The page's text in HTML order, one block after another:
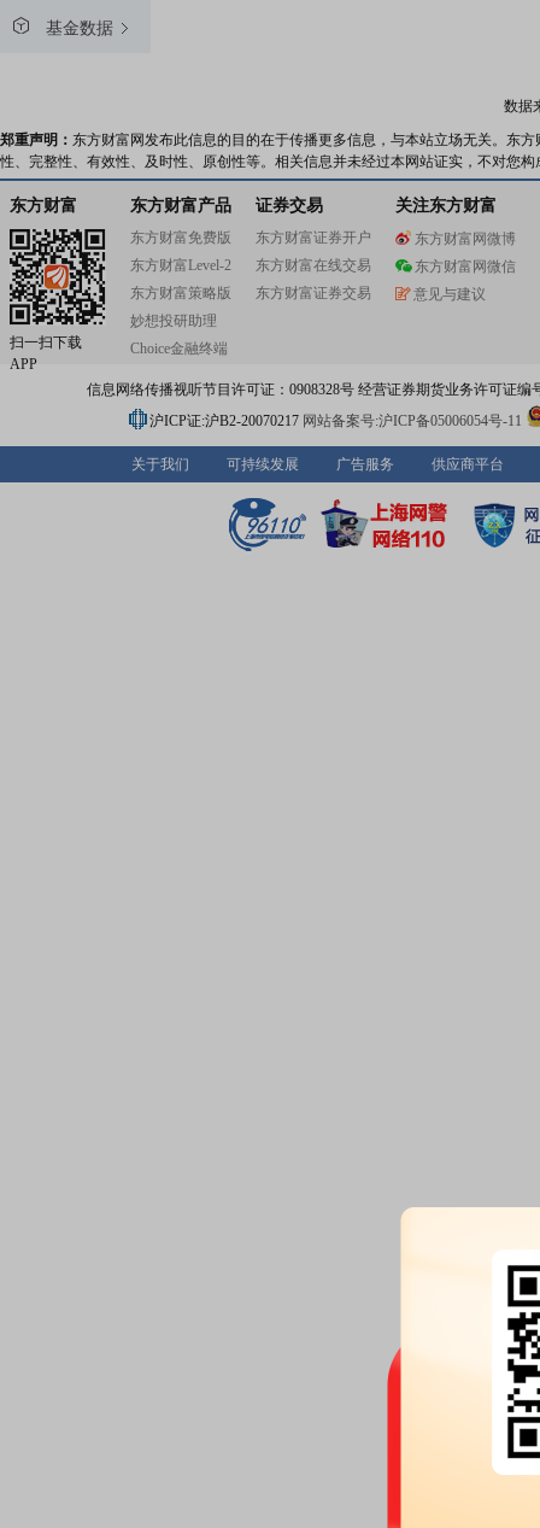
基金数据
数据
郑重声明： 东方财富网发布此信息的目的在于传播更多信息，与本站立场无关。东
性、完整性、有效性、及时性、原创性等。相关信息并未经过本网站证实，不对您
东方财富
扫一扫下载
APP
东方财富产品
东方财富免费版
东方财富Level-2
东方财富策略版
妙想投研助理
Choice金融终端
证券交易
东方财富证券开户
东方财富在线交易
东方财富证券交易
关注东方财富
东方财富网微博
东方财富网微信
意见与建议
信息网络传播视听节目许可证：0908328号 经营证券期货业务许可证编
沪ICP证:沪B2-20070217 网站备案号:沪ICP备05006054号-11
关于我们 可持续发展 广告服务 供应商平台